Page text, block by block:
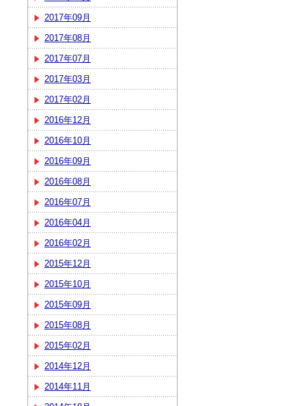
2017年09月
2017年08月
2017年07月
2017年03月
2017年02月
2016年12月
2016年10月
2016年09月
2016年08月
2016年07月
2016年04月
2016年02月
2015年12月
2015年10月
2015年09月
2015年08月
2015年02月
2014年12月
2014年11月